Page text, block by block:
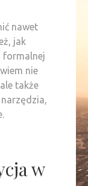
nawet
jak
formalnej
nie
także
w